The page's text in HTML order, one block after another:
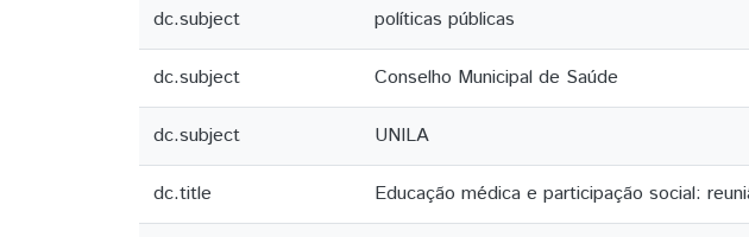
dc.subject políticas públicas
dc.subject Conselho Municipal de Saúde
dc.subject UNILA
dc.title Educação médica e participação social: